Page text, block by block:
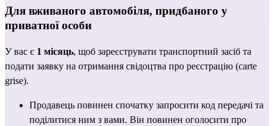
Для вживаного автомобіля, придбаного у
приватної особи
У вас є 1 місяць, щоб зареєструвати транспортний засіб та
подати заявку на отримання свідоцтва про реєстрацію (carte
grise).
Продавець повинен спочатку запросити код передачі та
поділитися ним з вами. Він повинен оголосити про